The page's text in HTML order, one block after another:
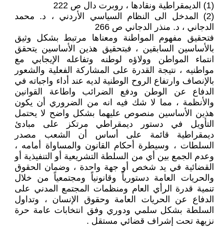
(1) الديمقراطية ونقادها ، روبرت دال ص 222
(2) المدخل الى النظام السياسي الأردني ، د. محمد
الدجاني ، د. منذر الدجاني ص 266
فتحقيق مفهوم المواطنة ومعناها مرتبط بشكل وثيق
بالأساسين السابقين ، فبتحقيق هذين الأساسين يتحقق
انتماء المواطن وولاؤه لوطنه وتفاعله الإيجابي مع
مواطنيه ، نتيجة القدرة على المشاركة الفعلية والشعور
بالإنصاف وارتفاع الروح الوطنية لديه عند أداء واجباته في
الدفاع عن الوطن ودفع الضرائب واطاعة القوانين
والأنظمة ، مما لا شك فيه انه من الضروري أن يكون
هذين الأساسين منصوص عليهما بشكل واضح لا يحتمل
التأويل في دستور ديمقراطي مرتكز على مبادئ
ديمقراطية قائمة على أساس أن الشعب مصدر
السلطات ، وسيطرة أحكام القانون والمساواة أمامه ،
وعدم الجمع بين أي من السلطة التشريعية أو التنفيذية أو
القضائية في يد شخص أو جهة واحدة ، وضمان الحقوق
والحريات العامة دستورياً وقانونياً ومجتمعياً من خلال
تنمية قدرة الرأي العام ومنظمات المجتمع المدني على
الدفاع عن الحريات العامة وحقوق الإنسان ، وتداول
السلطة بشكل سلمي ودوري وفق انتخابات عامة حرة
نزيهة تحت إشراف قضائي مستقل .